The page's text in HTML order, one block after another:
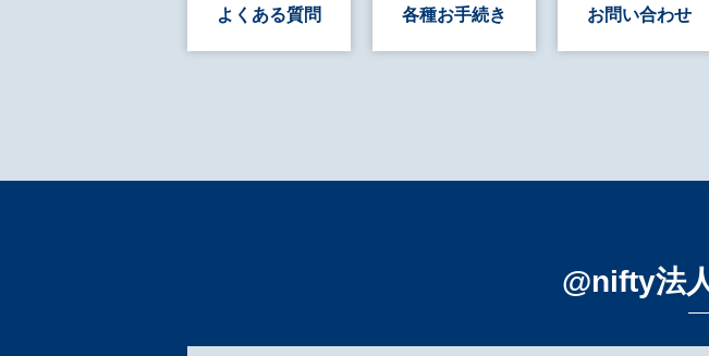
よくある質問 各種お手続き お問い合わせ
@nifty法